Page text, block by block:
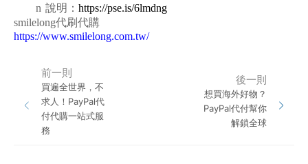
n 說明： https://pse.is/6lmdng
smilelong代刷代購
https://www.smilelong.com.tw/
前一則
買遍全世界，不
求人！PayPal代
付代購一站式服
務
後一則
想買海外好物？
PayPal代付幫你
解鎖全球